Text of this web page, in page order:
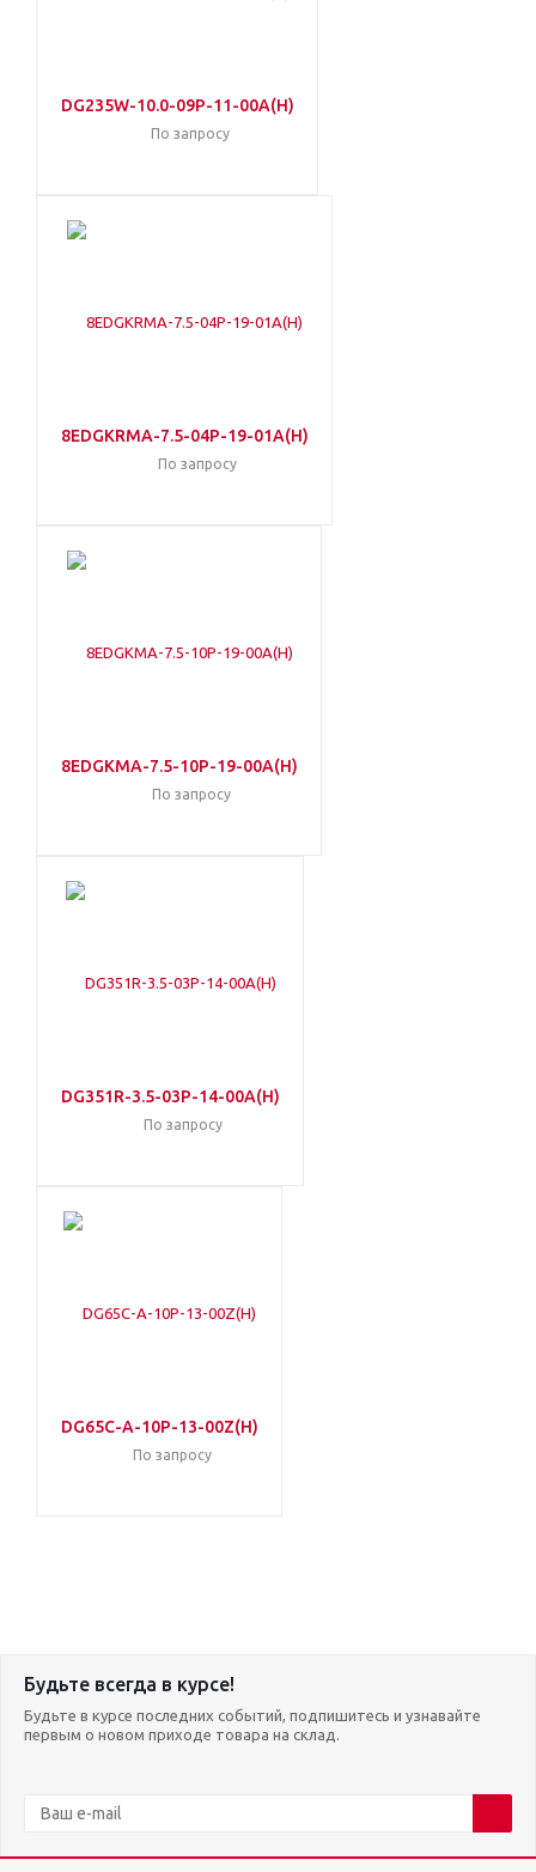
DG235W-10.0-09P-11-00A(H)
По запросу
8EDGKRMA-7.5-04P-19-01A(H)
По запросу
8EDGKMA-7.5-10P-19-00A(H)
По запросу
DG351R-3.5-03P-14-00A(H)
По запросу
DG65C-A-10P-13-00Z(H)
По запросу
Будьте всегда в курсе!
Будьте в курсе последних событий, подпишитесь и узнавайте
первым о новом приходе товара на склад.